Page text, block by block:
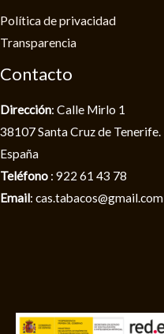
Política de privacidad​
Transparencia
Contacto
Dirección: Calle Mirlo 1
38107 Santa Cruz de Tenerife.
España
Teléfono : 922 61 43 78
Email: cas.tabacos@gmail.com